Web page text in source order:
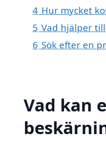
4 Hur mycket
5 Vad hjälper
6 Sök efter en
Vad kan